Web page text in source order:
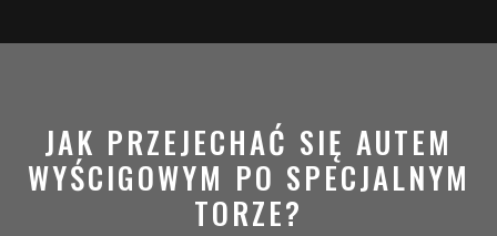
Button
JAK PRZEJECHAĆ SIĘ AUTEM
WYŚCIGOWYM PO SPECJALNYM
TORZE?